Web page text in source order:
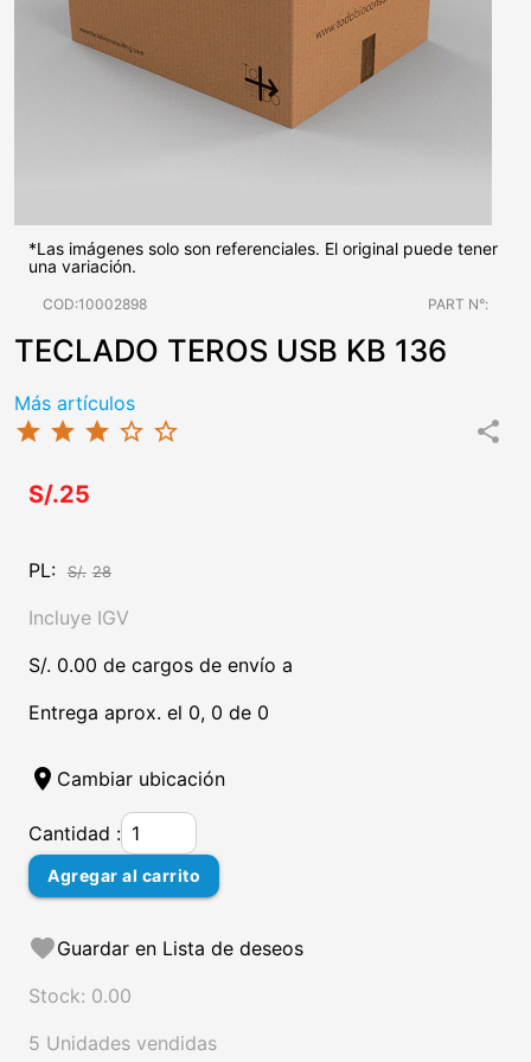
*Las imágenes solo son referenciales. El original puede tener
una variación.
COD:10002898 PART N°:
TECLADO TEROS USB KB 136
Más artículos
star star star star_border star_border share
S/.25
PL: S/. 28
Incluye IGV
S/. 0.00 de cargos de envío a
Entrega aprox. el 0, 0 de 0
location_on Cambiar ubicación
Cantidad :
Agregar al carrito
favoriteGuardar en Lista de deseos
Stock: 0.00
5 Unidades vendidas